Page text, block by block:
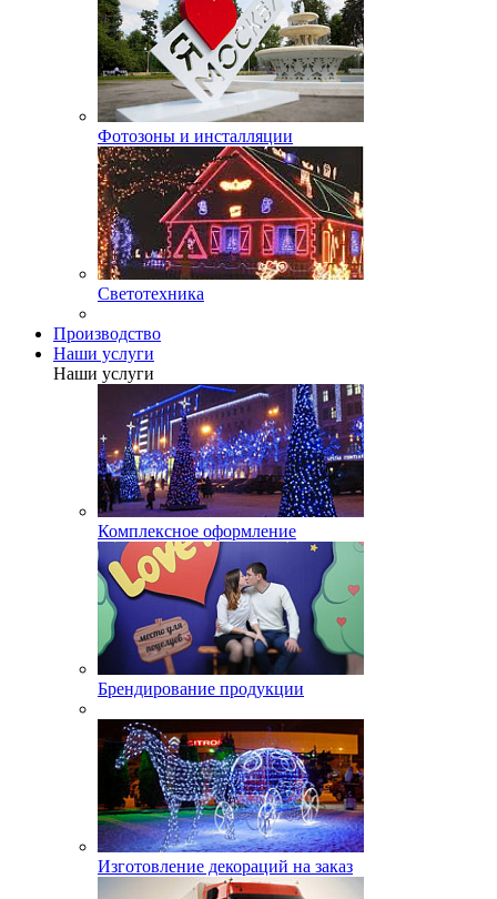
Фотозоны и инсталляции
Светотехника
Производство
Наши услуги
Наши услуги
Комплексное оформление
Брендирование продукции
Изготовление декораций на заказ